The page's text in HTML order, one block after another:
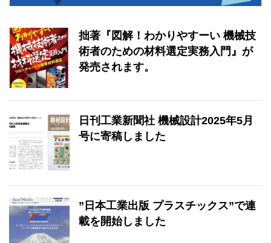
拙著『図解！わかりやすーい 機械技
術者のための材料選定実務入門』が
発売されます。
日刊工業新聞社 機械設計2025年5月
号に寄稿しました
”日本工業出版 プラスチックス”で連
載を開始しました